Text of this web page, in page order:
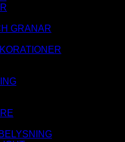
GRANAR